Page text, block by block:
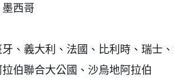
西哥
、義大利、法國、比利時、瑞士
伯聯合大公國、沙烏地阿拉伯